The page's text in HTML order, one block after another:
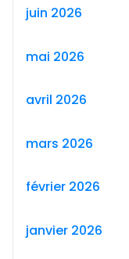
juin 2026
mai 2026
avril 2026
mars 2026
février 2026
janvier 2026